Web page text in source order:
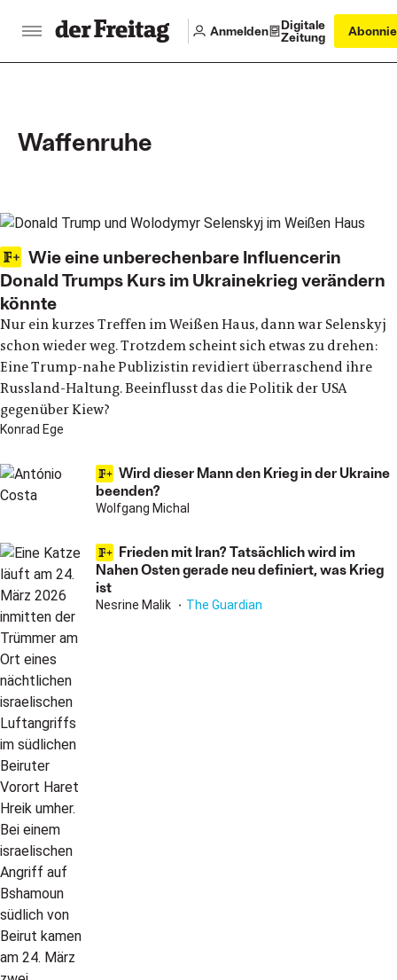
Anmelden
Digitale
Zeitung
Waffenruhe
Main articles
Wie eine unberechenbare Influencerin
Donald Trumps Kurs im Ukrainekrieg verändern
könnte
Nur ein kurzes Treffen im Weißen Haus, dann war Selenskyj
schon wieder weg. Trotzdem scheint sich etwas zu drehen:
Eine Trump-nahe Publizistin revidiert überraschend ihre
Russland-Haltung. Beeinflusst das die Politik der USA
gegenüber Kiew?
Konrad Ege
Wird dieser Mann den Krieg in der Ukraine
beenden?
Wolfgang Michal
Frieden mit Iran? Tatsächlich wird im
Nahen Osten gerade neu definiert, was Krieg
ist
Nesrine Malik The Guardian